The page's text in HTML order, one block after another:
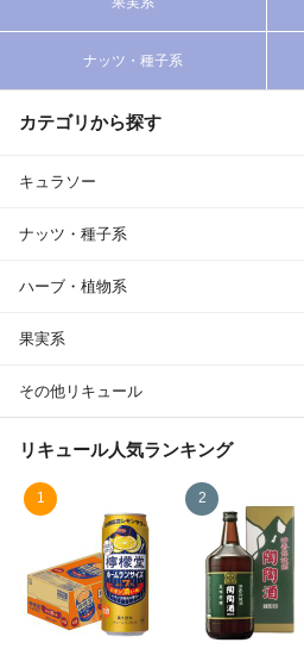
ナッツ・種子系
カテゴリから探す
キュラソー
ナッツ・種子系
ハーブ・植物系
果実系
その他リキュール
リキュール人気ランキング
1 2
Pontaパス特典対象すべて
サンキュー配送対象
除外ワード